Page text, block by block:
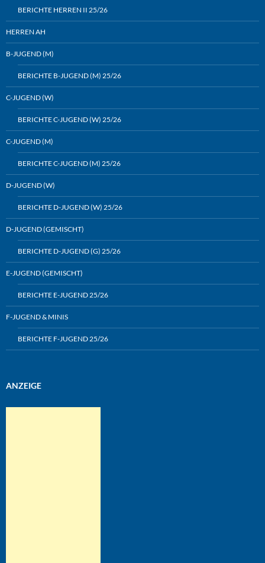
BERICHTE HERREN II 25/26
HERREN AH
B-JUGEND (M)
BERICHTE B-JUGEND (M) 25/26
C-JUGEND (W)
BERICHTE C-JUGEND (W) 25/26
C-JUGEND (M)
BERICHTE C-JUGEND (M) 25/26
D-JUGEND (W)
BERICHTE D-JUGEND (W) 25/26
D-JUGEND (GEMISCHT)
BERICHTE D-JUGEND (G) 25/26
E-JUGEND (GEMISCHT)
BERICHTE E-JUGEND 25/26
F-JUGEND & MINIS
BERICHTE F-JUGEND 25/26
ANZEIGE